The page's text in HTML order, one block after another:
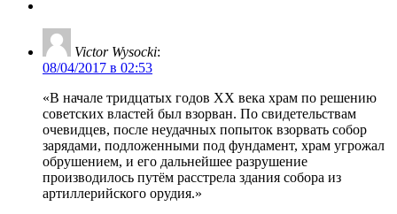
Victor Wysocki:
08/04/2017 в 02:53
«В начале тридцатых годов XX века храм по решению
советских властей был взорван. По свидетельствам
очевидцев, после неудачных попыток взорвать собор
зарядами, подложенными под фундамент, храм угрожал
обрушением, и его дальнейшее разрушение
производилось путём расстрела здания собора из
артиллерийского орудия.»